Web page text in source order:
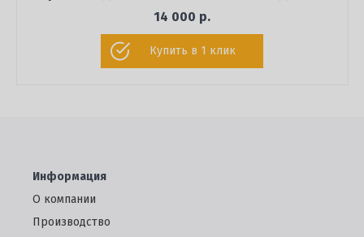
14 000 р.
Купить в 1 клик
Информация
О компании
Производство